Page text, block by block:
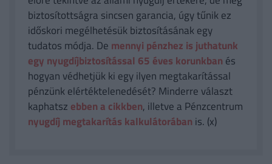
biztosítottságra sincsen garancia, úgy tűnik ez
időskori megélhetésük biztosításának egy
tudatos módja. De mennyi pénzhez is juthatunk
egy nyugdíjbiztosítással 65 éves korunkban és
hogyan védhetjük ki egy ilyen megtakarítással
pénzünk elértéktelenedését? Minderre választ
kaphatsz ebben a cikkben, illetve a Pénzcentrum
nyugdíj megtakarítás kalkulátorában is. (x)